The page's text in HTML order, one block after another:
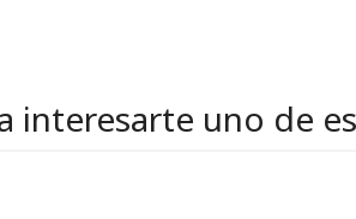
interesarte uno de